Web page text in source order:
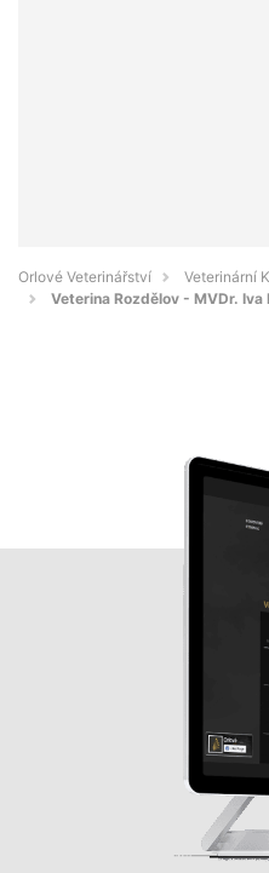
Orlové Veterinářství
Veterinární
Veterina Rozdělov - MVDr.